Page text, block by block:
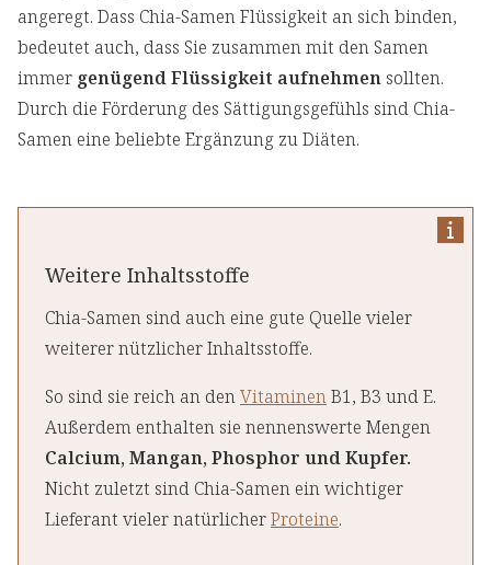
angeregt. Dass Chia-Samen Flüssigkeit an sich binden,
bedeutet auch, dass Sie zusammen mit den Samen
immer genügend Flüssigkeit aufnehmen sollten.
Durch die Förderung des Sättigungsgefühls sind Chia-
Samen eine beliebte Ergänzung zu Diäten.
Weitere Inhaltsstoffe
Chia-Samen sind auch eine gute Quelle vieler
weiterer nützlicher Inhaltsstoffe.
So sind sie reich an denVitaminenB1, B3 und E.
Außerdem enthalten sie nennenswerte Mengen
Calcium, Mangan, Phosphor und Kupfer.
Nicht zuletzt sind Chia-Samen ein wichtiger
Lieferant vieler natürlicherProteine.